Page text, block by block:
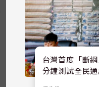
台灣首度「斷
分鐘測試全民